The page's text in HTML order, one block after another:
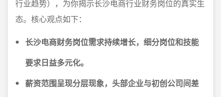
行业趋势），为你揭示长沙电商行业财务岗位的真实生
态。核心观点如下：
长沙电商财务岗位需求持续增长，细分岗位和技能
要求日益多元化。
薪资范围呈现分层现象，头部企业与初创公司间差